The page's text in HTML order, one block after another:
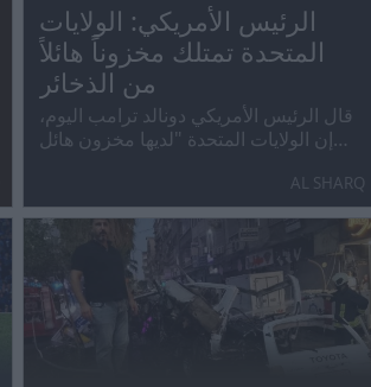
الرئيس الأمريكي: الولايات
المتحدة تمتلك مخزوناً هائلاً
من الذخائر
قال الرئيس الأمريكي دونالد ترامب اليوم،
إن الولايات المتحدة "لديها مخزون هائل
AL SHARQ